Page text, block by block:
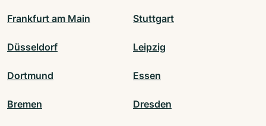
Frankfurt am Main Stuttgart
Düsseldorf Leipzig
Dortmund Essen
Bremen Dresden